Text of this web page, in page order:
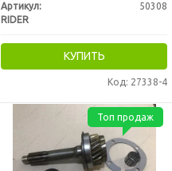
Артикул:
50308
RIDER
КУПИТЬ
Код: 27338-4
Топ продаж